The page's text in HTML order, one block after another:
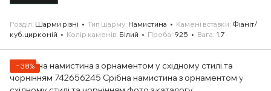
Розділ Шарми різні Тип шарму Намистина Камені вставки Фіаніт/
куб.цирконій
Колір каменів Білий Проба 925 Вага 1.7
−38%